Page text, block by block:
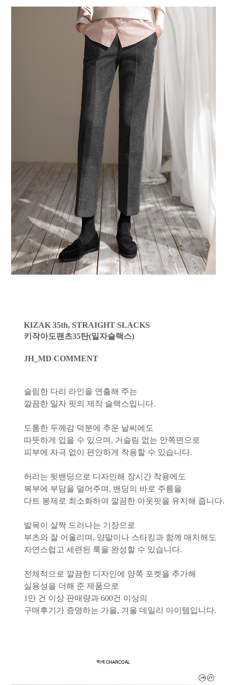
KIZAK 35th, STRAIGHT SLACKS
키작아도팬츠35탄(일자슬랙스)
JH_MD COMMENT
슬림한 다리 라인을 연출해 주는
깔끔한 일자 핏의 제작 슬랙스입니다.
도톰한 두께감 덕분에 추운 날씨에도
따뜻하게 입을 수 있으며, 거슬림 없는 안쪽면으로
피부에 자극 없이 편안하게 착용할 수 있습니다.
허리는 뒷밴딩으로 디자인해 장시간 착용에도
복부에 부담을 덜어주며, 밴딩의 바로 주름을
다트 봉제로 최소화하여 깔끔한 아웃핏을 유지해 줍니다.
발목이 살짝 드러나는 기장으로
부츠와 잘 어울리며, 양말이나 스타킹과 함께 매치해도
자연스럽고 세련된 룩을 완성할 수 있습니다.
전체적으로 깔끔한 디자인에 양쪽 포켓을 추가해
실용성을 더해 준 제품으로
1만 건 이상 판매량과 600건 이상의
구매후기가 증명하는 가을, 겨울 데일리 아이템입니다.